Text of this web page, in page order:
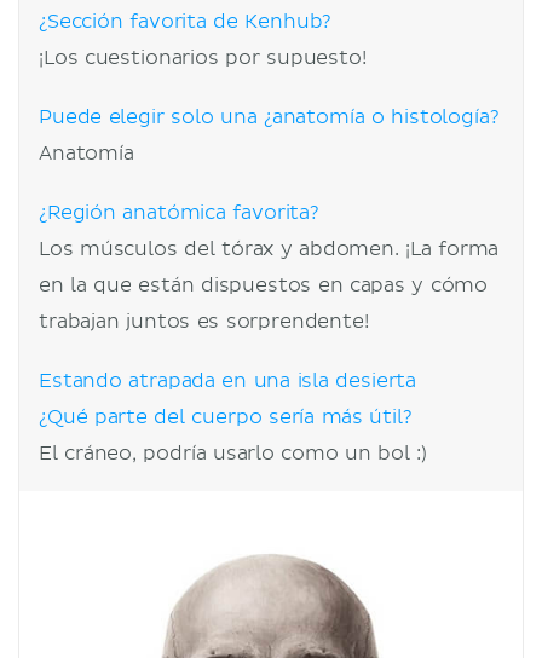
¿Sección favorita de Kenhub?
¡Los cuestionarios por supuesto!
Puede elegir solo una ¿anatomía o histología?
Anatomía
¿Región anatómica favorita?
Los músculos del tórax y abdomen. ¡La forma
en la que están dispuestos en capas y cómo
trabajan juntos es sorprendente!
Estando atrapada en una isla desierta
¿Qué parte del cuerpo sería más útil?
El cráneo, podría usarlo como un bol :)